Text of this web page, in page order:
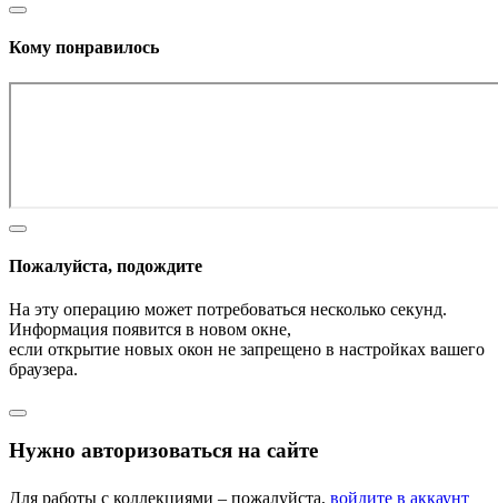
Кому понравилось
Пожалуйста, подождите
На эту операцию может потребоваться несколько секунд.
Информация появится в новом окне,
если открытие новых окон не запрещено в настройках вашего
браузера.
Нужно авторизоваться на сайте
Для работы с коллекциями – пожалуйста, войдите в аккаунт